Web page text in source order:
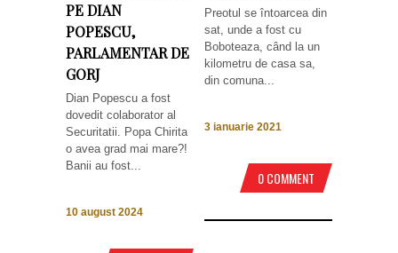
PE DIAN
POPESCU,
PARLAMENTAR DE
GORJ
Dian Popescu a fost
dovedit colaborator al
Securitatii. Popa Chirita
o avea grad mai mare?!
Banii au fost...
10 august 2024
Preotul se întoarcea din
sat, unde a fost cu
Boboteaza, când la un
kilometru de casa sa,
din comuna...
3 ianuarie 2021
0 COMMENT